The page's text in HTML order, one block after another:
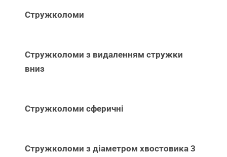
Стружколоми
Стружколоми з видаленням стружки
вниз
Стружколоми сферичні
Стружколоми з діаметром хвостовика 3